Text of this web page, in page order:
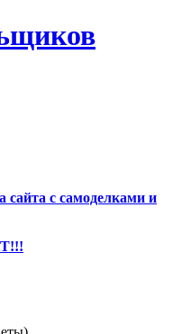
сайта с самоделками и